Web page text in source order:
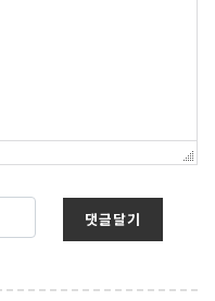
댓글달기